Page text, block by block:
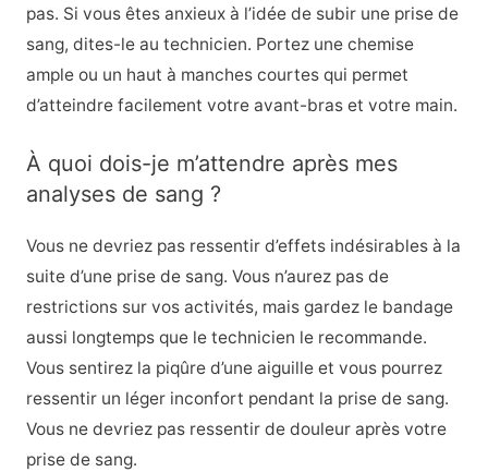
pas. Si vous êtes anxieux à l’idée de subir une prise de
sang, dites-le au technicien. Portez une chemise
ample ou un haut à manches courtes qui permet
d’atteindre facilement votre avant-bras et votre main.
À quoi dois-je m’attendre après mes
analyses de sang ?
Vous ne devriez pas ressentir d’effets indésirables à la
suite d’une prise de sang. Vous n’aurez pas de
restrictions sur vos activités, mais gardez le bandage
aussi longtemps que le technicien le recommande.
Vous sentirez la piqûre d’une aiguille et vous pourrez
ressentir un léger inconfort pendant la prise de sang.
Vous ne devriez pas ressentir de douleur après votre
prise de sang.